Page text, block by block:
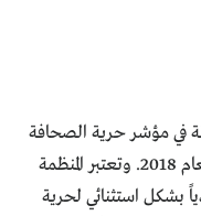
المرتبة 174 من بين 180 دولة في مؤشر حرية الصحافة
الصادر عن منظمة "مراسلون بلا حدود" لعام 2018. وتعتبر المنظمة
بشكل استثنائي لحرية